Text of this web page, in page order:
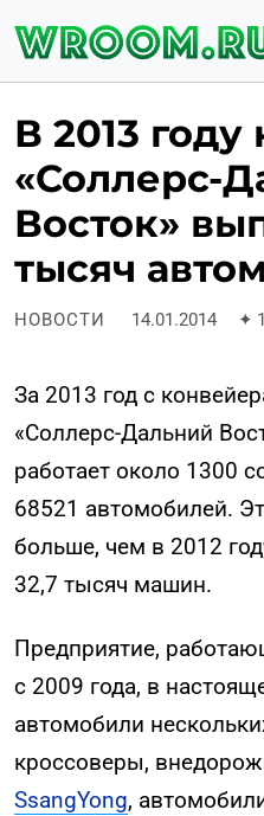
В 2013 году
«Соллерс-
Восток»
тысяч
НОВОСТИ 14.01.2014 ✦ 1
За 2013 год с
«Соллерс-Дальний
работает около 1300
68521 автомобилей.
больше, чем в 2012
32,7 тысяч машин.
Предприятие,
с 2009 года, в
автомобили
кроссоверы,
SsangYong,